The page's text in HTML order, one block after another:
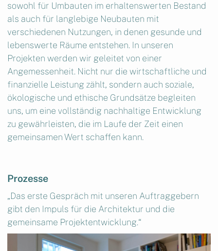
sowohl für Umbauten im erhaltenswerten Bestand
als auch für langlebige Neubauten mit
verschiedenen Nutzungen, in denen gesunde und
lebenswerte Räume entstehen. In unseren
Projekten werden wir geleitet von einer
Angemessenheit. Nicht nur die wirtschaftliche und
finanzielle Leistung zählt, sondern auch soziale,
ökologische und ethische Grundsätze begleiten
uns, um eine vollständig nachhaltige Entwicklung
zu gewährleisten, die im Laufe der Zeit einen
gemeinsamen Wert schaffen kann.
Prozesse
„Das erste Gespräch mit unseren Auftraggebern
gibt den Impuls für die Architektur und die
gemeinsame Projektentwicklung.“